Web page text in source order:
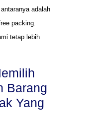
adalah
packing.
tetap lebih
Barang
Yang